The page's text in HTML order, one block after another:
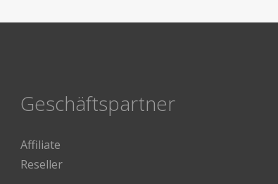
Geschäftspartner
Affiliate
Reseller